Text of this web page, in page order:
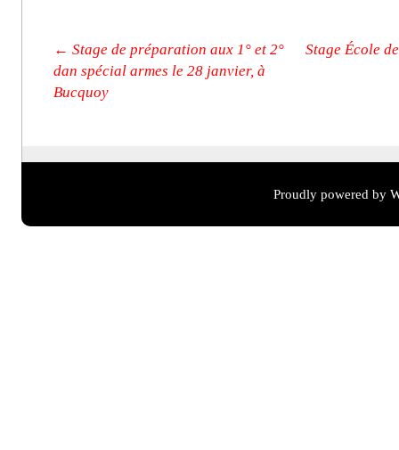
Post navigation
← Stage de préparation aux 1° et 2°
dan spécial armes le 28 janvier, à
Bucquoy
Stage École
Proudly powered by